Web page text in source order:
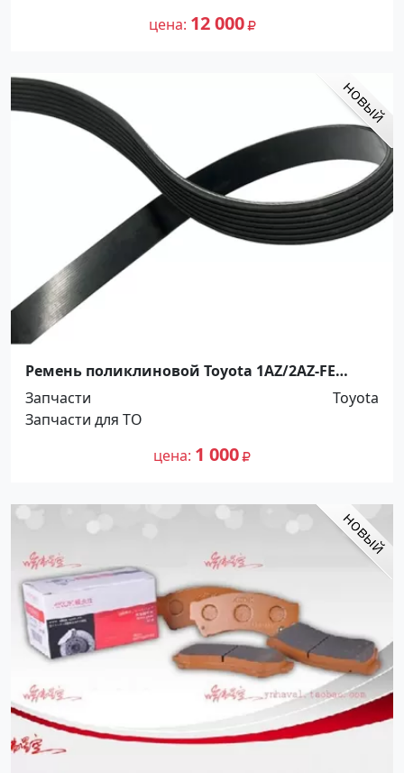
цена 12 000
Ремень поликлиновой Toyota 1AZ/2AZ-FE
7PK1595 Краснодар
Запчасти
Toyota
Запчасти для ТО
цена 1 000